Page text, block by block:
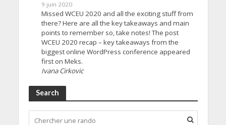
9 juin 2020
Missed WCEU 2020 and all the exciting stuff from
there? Here are all the key takeaways and main
points to remember so, take notes! The post
WCEU 2020 recap – key takeaways from the
biggest online WordPress conference appeared
first on Meks.
Ivana Cirkovic
Search